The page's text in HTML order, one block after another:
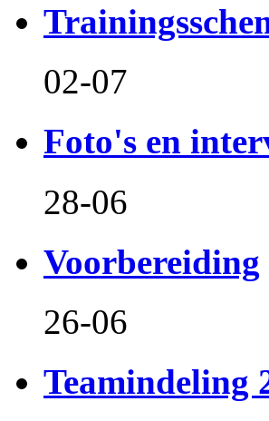
02-07
Foto's en
28-06
Voorbereiding
26-06
Teamindeling